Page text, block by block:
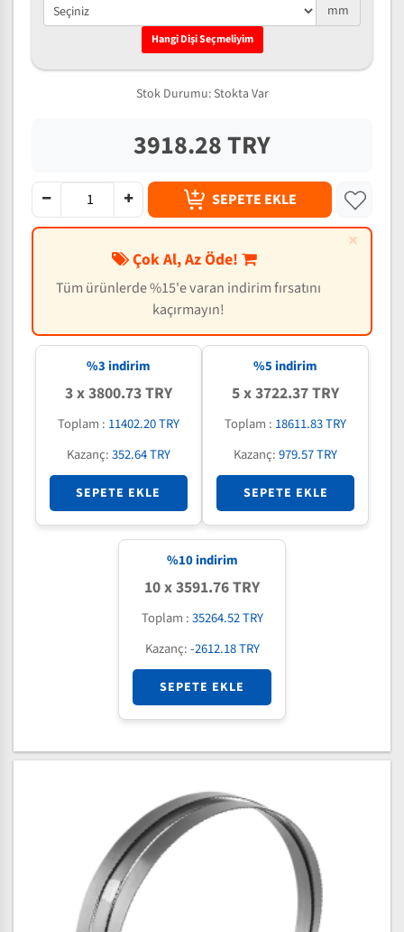
mm
Hangi Dişi Seçmeliyim
Stok Durumu: Stokta Var
3918.28 TRY
SEPETE EKLE
×
Çok Al, Az Öde!
Tüm ürünlerde %15'e varan indirim fırsatını
kaçırmayın!
%3 indirim
3 x 3800.73 TRY
Toplam : 11402.20 TRY
Kazanç:352.64 TRY
SEPETE EKLE
%5 indirim
5 x 3722.37 TRY
Toplam : 18611.83 TRY
Kazanç:979.57 TRY
SEPETE EKLE
%10indirim
10 x 3591.76 TRY
Toplam :35264.52 TRY
Kazanç:-2612.18 TRY
SEPETE EKLE